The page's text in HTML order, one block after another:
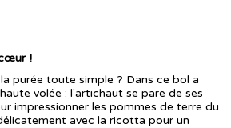
!
purée toute simple ? Dans ce bol a
volée : l'artichaut se pare de ses
impressionner les pommes de terre du
avec la ricotta pour un